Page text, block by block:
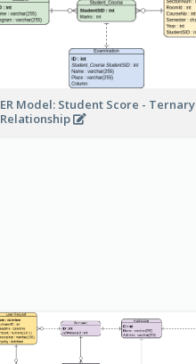
ER Model: Student Score - Ternary
Relationship